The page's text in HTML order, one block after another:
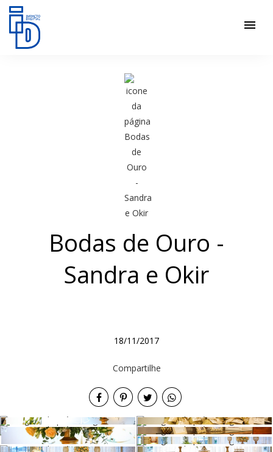
menu
Bodas de Ouro -
Sandra e Okir
18/11/2017
Compartilhe